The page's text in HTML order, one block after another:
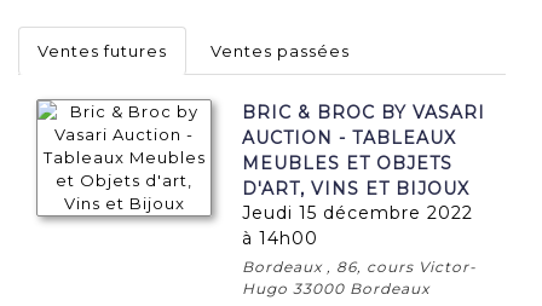
Ventes futures Ventes passées
BRIC & BROC BY VASARI
AUCTION - TABLEAUX
MEUBLES ET OBJETS
D'ART, VINS ET BIJOUX
jeudi 15 décembre 2022
à 14h00
Bordeaux , 86, cours Victor-
Hugo 33000 Bordeaux